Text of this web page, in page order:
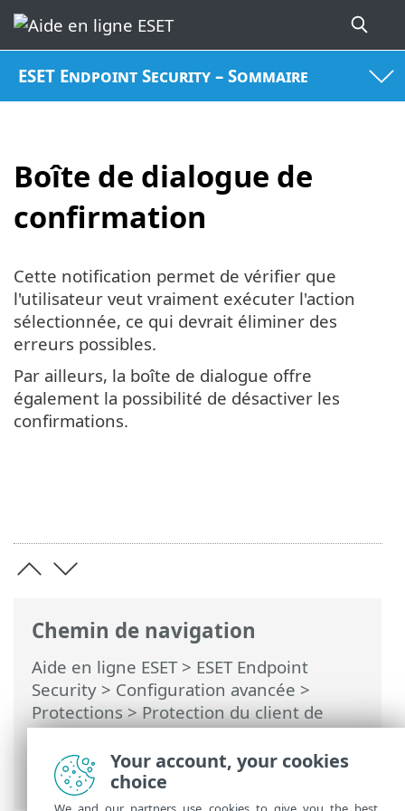
ESET Endpoint Security – Sommaire
Boîte de dialogue de
confirmation
Chemin de navigation
Aide en ligne ESET> ESET Endpoint
Security > Configuration avancée >
Protections>Protection du client de
messagerie>Protection des boîtes aux
lettres> Intégrations> Boîte de dialogue
de confirmation
Cette notification permet de vérifier que
l'utilisateur veut vraiment exécuter l'action
sélectionnée, ce qui devrait éliminer des
erreurs possibles.
Par ailleurs, la boîte de dialogue offre
également la possibilité de désactiver les
confirmations.
Your account, your cookies
choice